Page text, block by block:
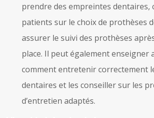
prendre des empreintes dentaires,
patients sur le choix de prothèses
assurer le suivi des prothèses
place. Il peut également enseigner
comment entretenir correctement
dentaires et les conseiller sur les
d’entretien adaptés.